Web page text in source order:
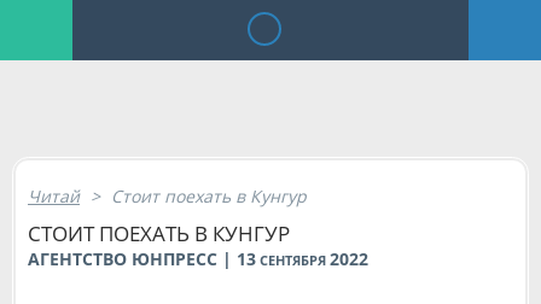
Читай > Стоит поехать в Кунгур
СТОИТ ПОЕХАТЬ В КУНГУР
АГЕНТСТВО ЮНПРЕСС | 13 СЕНТЯБРЯ 2022